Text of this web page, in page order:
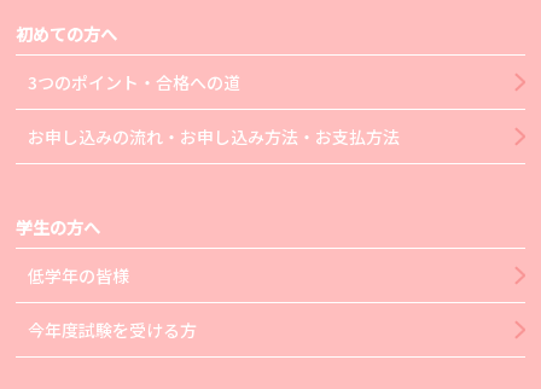
初めての方へ
3つのポイント・合格への道
お申し込みの流れ・お申し込み方法・お支払方法
学生の方へ
低学年の皆様
今年度試験を受ける方